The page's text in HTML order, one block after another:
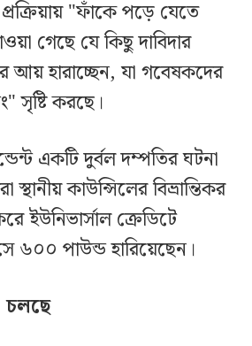
"ফাঁকে পড়ে যেতে
গেছে যে কিছু দাবিদার
আয় হারাচ্ছেন, যা গবেষকদের
সৃষ্টি করছে।
একটি দুর্বল দম্পতির ঘটনা
কাউন্সিলের বিভ্রান্তিকর
ইউনিভার্সাল ক্রেডিটে
৬০০ পাউন্ড হারিয়েছেন।
চলছে